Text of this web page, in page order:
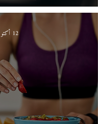
12 أكتوبر 2023